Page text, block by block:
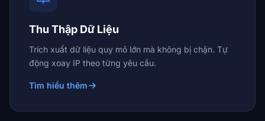
Thu Thập Dữ Liệu
Trích xuất dữ liệu quy mô lớn mà không bị chặn. Tự
động xoay IP theo từng yêu cầu.
Tìm hiểu thêm